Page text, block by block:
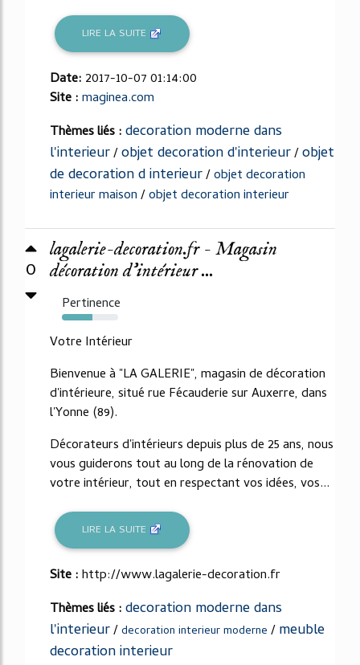
LIRE LA SUITE
Date: 2017-10-07 01:14:00
Site :maginea.com
Thèmes liés :decoration moderne dans
l'interieur/objet decoration d'interieur/objet
de decoration d interieur/objet decoration
interieur maison/objet decoration interieur
0
lagalerie-decoration.fr - Magasin
décoration d'intérieur ...
Pertinence
54%
Votre Intérieur
Bienvenue à "LA GALERIE", magasin de décoration
d'intérieure, situé rue Fécauderie sur Auxerre, dans
l'Yonne (89).
Décorateurs d'intérieurs depuis plus de 25 ans, nous
vous guiderons tout au long de la rénovation de
votre intérieur, tout en respectant vos idées, vos...
LIRE LA SUITE
Site :http://www.lagalerie-decoration.fr
Thèmes liés :decoration moderne dans
l'interieur/decoration interieur moderne /meuble
decoration interieur